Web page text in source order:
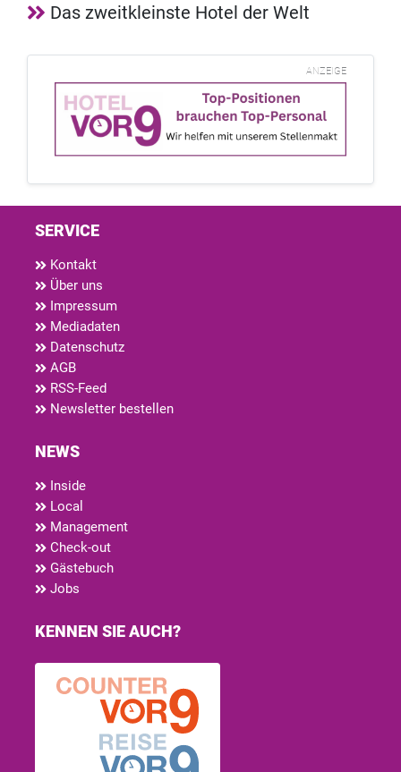
Das zweitkleinste Hotel der Welt
ANZEIGE
SERVICE
Kontakt
Über uns
Impressum
Mediadaten
Datenschutz
AGB
RSS-Feed
Newsletter bestellen
NEWS
Inside
Local
Management
Check-out
Gästebuch
Jobs
KENNEN SIE AUCH?